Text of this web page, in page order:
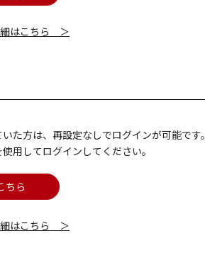
細はこちら ＞
た方は、再設定なしでログインが可能です。
用してログインしてください。
ちら
細はこちら ＞